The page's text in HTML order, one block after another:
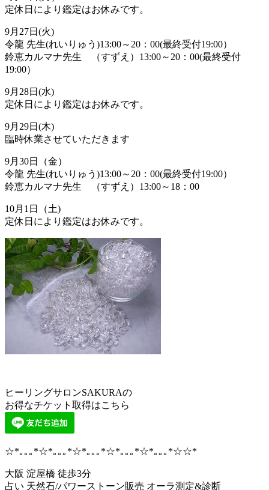
定休日により鑑定はお休みです。
9月27日(火)
令龍 先生(れいりゅう)13:00～20：00(最終受付19:00）
鈴恵カルマナ先生 （すずえ）13:00～20：00(最終受付
19:00）
9月28日(水)
定休日により鑑定はお休みです。
9月29日(木)
臨時休業させていただきます
9月30日（金）
令龍 先生(れいりゅう)13:00～20：00(最終受付19:00）
鈴恵カルマナ先生 （すずえ）13:00～18：00
10月1日（土)
定休日により鑑定はお休みです。
ヒーリングサロンSAKURAの
お得なチケット取得はこちら
☆*｡｡｡*☆*｡｡｡*☆*｡｡｡*☆*｡｡｡*☆*｡｡｡*☆☆*
大阪 淀屋橋 徒歩3分
占い 天然石/パワーストーン販売 オーラ測定&診断